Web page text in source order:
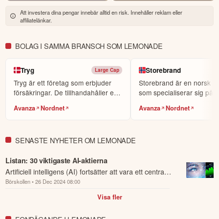
dina investeringar kan gå upp eller ner. Du riskerar ditt kapital.
Att investera dina pengar innebär alltid en risk. Innehåller reklam eller
affiliatelänkar.
BOLAG I SAMMA BRANSCH SOM LEMONADE
Tryg Large Cap
Tryg är ett företag som erbjuder
försäkringar. De tillhandahåller ett
Avanza Nordnet
Storebrand
Storebrand är en norsk
som specialiserar sig på
Avanza Nordnet
SENASTE NYHETER OM LEMONADE
Listan: 30 viktigaste AI-aktierna
Artificiell intelligens (AI) fortsätter att vara ett centralt
tema på Wall Street.
Börskollen • 26 Dec 2024 08:00
Visa fler